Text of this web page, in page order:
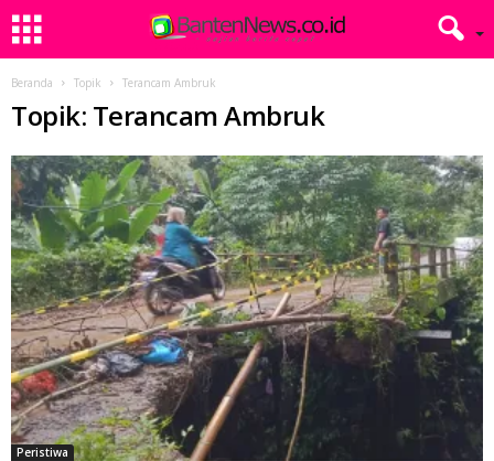
Beranda Topik Terancam Ambruk
Topik: Terancam Ambruk
Peristiwa